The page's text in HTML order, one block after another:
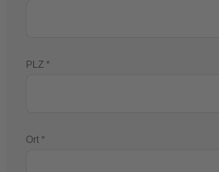
PLZ
Ort